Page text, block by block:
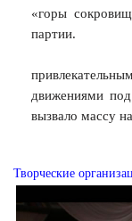
«горы
партии.
движениями
вызвало массу
Творческие